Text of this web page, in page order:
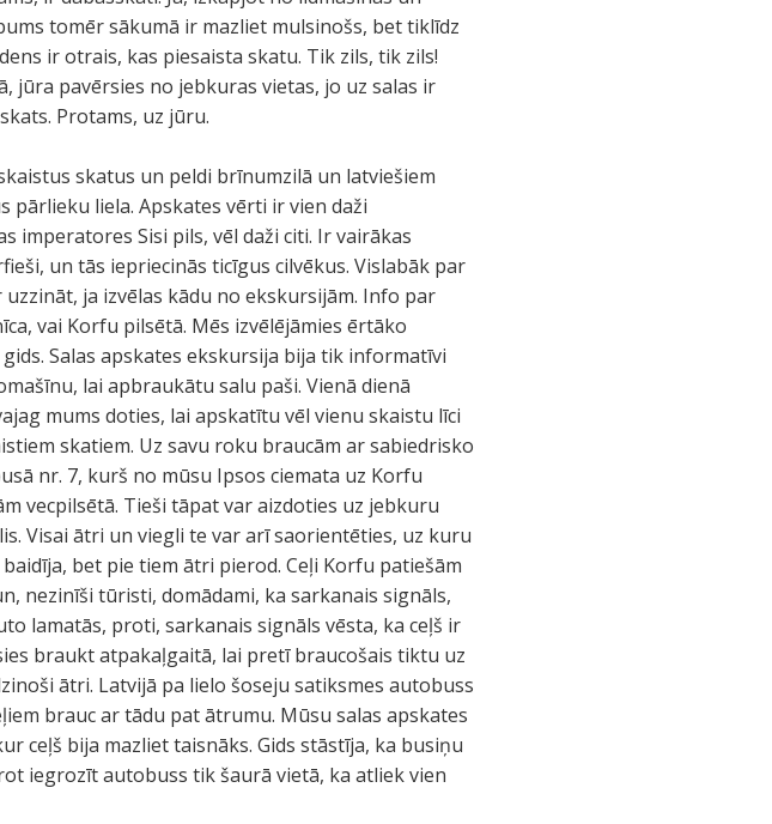
tomēr sākumā ir mazliet mulsinošs, bet tiklīdz
ir otrais, kas piesaista skatu. Tik zils, tik zils!
jūra pavērsies no jebkuras vietas, jo uz salas ir
Protams, uz jūru.
skatus un peldi brīnumzilā un latviešiem
pārlieku liela. Apskates vērti ir vien daži
imperatores Sisi pils, vēl daži citi. Ir vairākas
un tās iepriecinās ticīgus cilvēkus. Vislabāk par
ja izvēlas kādu no ekskursijām. Info par
vai Korfu pilsētā. Mēs izvēlējāmies ērtāko
Salas apskates ekskursija bija tik informatīvi
lai apbraukātu salu paši. Vienā dienā
mums doties, lai apskatītu vēl vienu skaistu līci
skatiem. Uz savu roku braucām ar sabiedrisko
nr. 7, kurš no mūsu Ipsos ciemata uz Korfu
vecpilsētā. Tieši tāpat var aizdoties uz jebkuru
Visai ātri un viegli te var arī saorientēties, uz kuru
bet pie tiem ātri pierod. Ceļi Korfu patiešām
nezinīši tūristi, domādami, ka sarkanais signāls,
lamatās, proti, sarkanais signāls vēsta, ka ceļš ir
braukt atpakaļgaitā, lai pretī braucošais tiktu uz
ātri. Latvijā pa lielo šoseju satiksmes autobuss
brauc ar tādu pat ātrumu. Mūsu salas apskates
ceļš bija mazliet taisnāks. Gids stāstīja, ka busiņu
iegrozīt autobuss tik šaurā vietā, ka atliek vien